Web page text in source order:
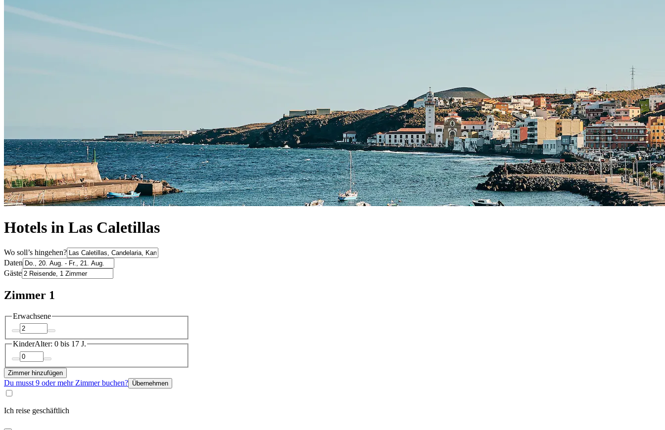
Hotels in Las Caletillas
Wo soll’s hingehen?
Daten
Gäste
Zimmer 1
Erwachsene
KinderAlter: 0 bis 17 J.
Zimmer hinzufügen
Du musst 9 oder mehr Zimmer buchen? Übernehmen
Ich reise geschäftlich